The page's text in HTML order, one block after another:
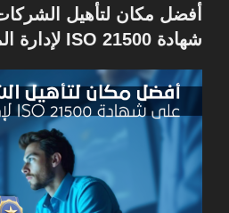
فيأفضل مكان لتأهيل
شهادة ISO 21500 لإدارة المشروعات